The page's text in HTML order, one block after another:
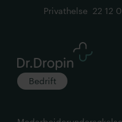
Privathelse 22 12
Bedrift